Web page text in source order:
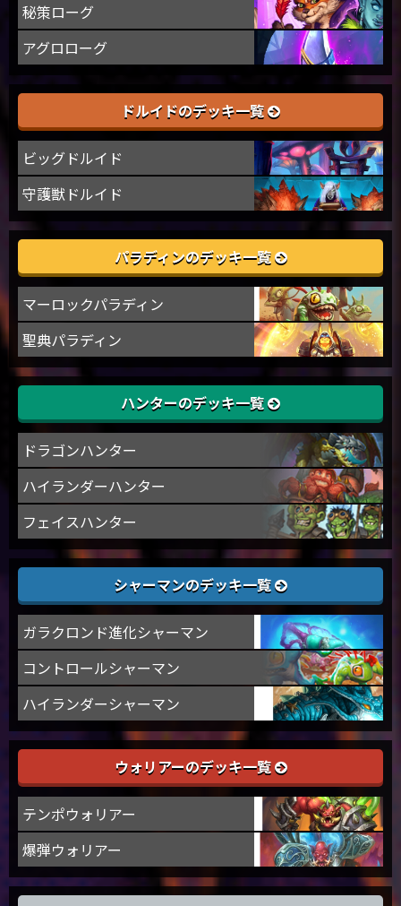
秘策ローグ
アグロローグ
ドルイドのデッキ一覧
ビッグドルイド
守護獣ドルイド
パラディンのデッキ一覧
マーロックパラディン
聖典パラディン
ハンターのデッキ一覧
ドラゴンハンター
ハイランダーハンター
フェイスハンター
シャーマンのデッキ一覧
ガラクロンド進化シャーマン
コントロールシャーマン
ハイランダーシャーマン
ウォリアーのデッキ一覧
テンポウォリアー
爆弾ウォリアー